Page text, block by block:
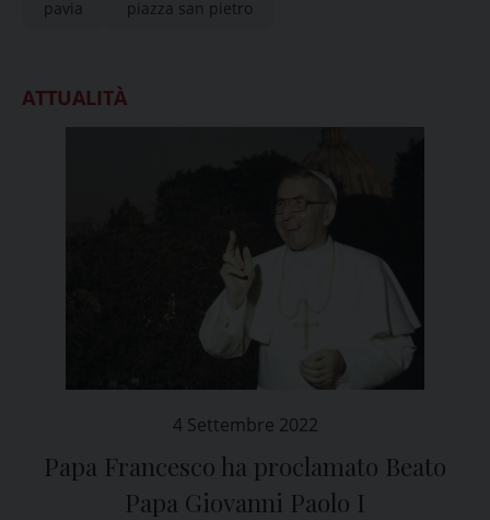
pavia piazza san pietro
ATTUALITÀ
4 Settembre 2022
Papa Francesco ha proclamato Beato
Papa Giovanni Paolo I